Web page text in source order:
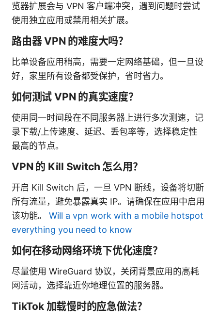
览器扩展会与 VPN 客户端冲突，遇到问题时尝试
使用独立应用或禁用相关扩展。
路由器 VPN 的难度大吗？
比单设备应用稍高，需要一定网络基础，但一旦设
好，家里所有设备都受保护，省时省力。
如何测试 VPN 的真实速度？
使用同一时间段在不同服务器上进行多次测速，记
录下载/上传速度、延迟、丢包率等，选择稳定性
最高的节点。
VPN 的 Kill Switch 怎么用？
开启 Kill Switch 后，一旦 VPN 断线，设备将切断
所有流量，避免暴露真实 IP。请确保在应用中启用
该功能。 Will a vpn work with a mobile hotspot
everything you need to know
如何在移动网络环境下优化速度？
尽量使用 WireGuard 协议，关闭背景应用的高耗
网活动，选择靠近你地理位置的服务器。
TikTok 加载慢时的应急做法？